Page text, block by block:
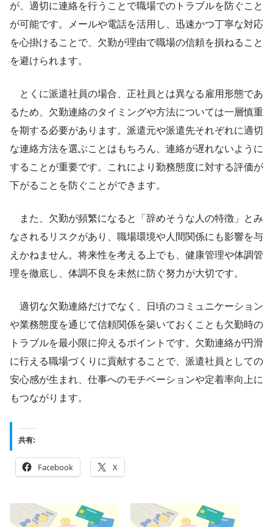
が、適切に連絡を行うことで職場でのトラブルを防ぐこと
が可能です。メールや電話を活用し、迅速かつ丁寧な対応
を心掛けることで、欠勤が理由で職場の信頼を損ねること
を避けられます。
とくに派遣社員の場合、正社員とは異なる雇用形態であ
るため、欠勤連絡のタイミングや方法については一層慎重
を期する必要があります。派遣元や派遣先それぞれに適切
な連絡方法を選ぶことはもちろん、連絡が遅れないように
することが重要です。これにより勤務態度に対する評価が
下がることを防ぐことができます。
また、欠勤が頻繁になると「辞めそうな人の特徴」とみ
なされるリスクがあり、職場環境や人間関係にも影響を与
えかねません。将来性を考える上でも、健康管理や体調管
理を徹底し、体調不良を未然に防ぐ努力が大切です。
適切な欠勤連絡だけでなく、日頃のコミュニケーション
や業務態度を通じて信頼関係を築いておくことも欠勤時の
トラブルを最小限に抑えるポイントです。欠勤連絡が円滑
に行える職場づくりに貢献することで、派遣社員としての
安心感が生まれ、仕事へのモチベーションや定着率向上に
もつながります。
共有:
Facebook X